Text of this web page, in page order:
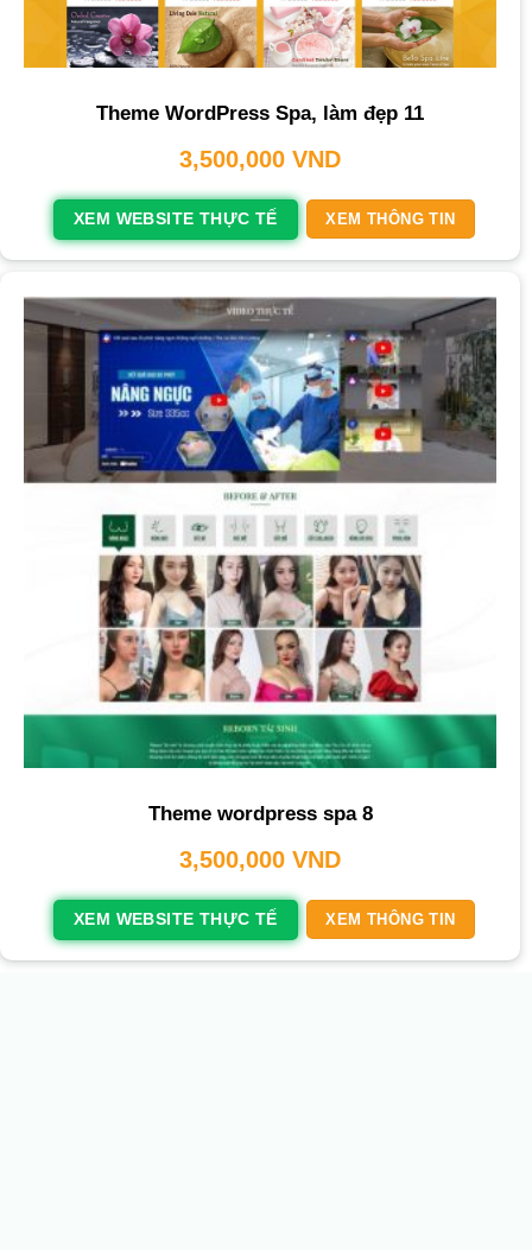
Theme WordPress Spa, làm đẹp 11
3,500,000 VND
XEM WEBSITE THỰC TẾ XEM THÔNG TIN
Theme wordpress spa 8
3,500,000 VND
XEM WEBSITE THỰC TẾ XEM THÔNG TIN